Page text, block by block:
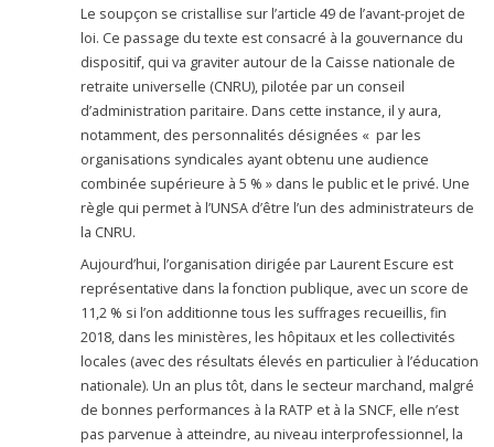
Le soupçon se cristallise sur l’article 49 de l’avant-projet de
loi. Ce passage du texte est consacré à la gouvernance du
dispositif, qui va graviter autour de la Caisse nationale de
retraite universelle (CNRU), pilotée par un conseil
d’administration paritaire. Dans cette instance, il y aura,
notamment, des personnalités désignées « par les
organisations syndicales ayant obtenu une audience
combinée supérieure à 5 % » dans le public et le privé. Une
règle qui permet à l’UNSA d’être l’un des administrateurs de
la CNRU.
Aujourd’hui, l’organisation dirigée par Laurent Escure est
représentative dans la fonction publique, avec un score de
11,2 % si l’on additionne tous les suffrages recueillis, fin
2018, dans les ministères, les hôpitaux et les collectivités
locales (avec des résultats élevés en particulier à l’éducation
nationale). Un an plus tôt, dans le secteur marchand, malgré
de bonnes performances à la RATP et à la SNCF, elle n’est
pas parvenue à atteindre, au niveau interprofessionnel, la